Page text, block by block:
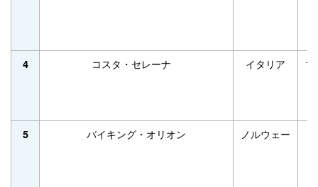
4 コスタ・セレーナ イタリア
5 バイキング・オリオン ノルウェー